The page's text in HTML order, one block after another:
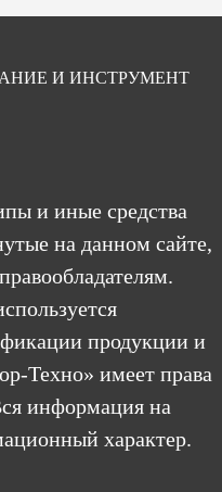
И ИНСТРУМЕНТ
и иные средства
на данном сайте,
продукции и
Техно» имеет права
информация на
характер.